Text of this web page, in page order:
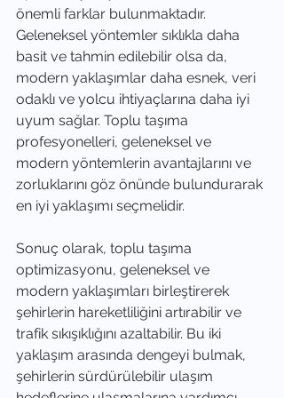
önemli farklar bulunmaktadır.
Geleneksel yöntemler sıklıkla daha
basit ve tahmin edilebilir olsa da,
modern yaklaşımlar daha esnek, veri
odaklı ve yolcu ihtiyaçlarına daha iyi
uyum sağlar. Toplu taşıma
profesyonelleri, geleneksel ve
modern yöntemlerin avantajlarını ve
zorluklarını göz önünde bulundurarak
en iyi yaklaşımı seçmelidir.
Sonuç olarak, toplu taşıma
optimizasyonu, geleneksel ve
modern yaklaşımları birleştirerek
şehirlerin hareketliliğini artırabilir ve
trafik sıkışıklığını azaltabilir. Bu iki
yaklaşım arasında dengeyi bulmak,
şehirlerin sürdürülebilir ulaşım